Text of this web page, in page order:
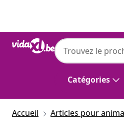
Catégories
Accueil Articles pour